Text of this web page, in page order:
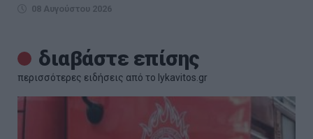
08 Αυγούστου 2026
διαβάστε επίσης
περισσότερες ειδήσεις από το lykavitos.gr